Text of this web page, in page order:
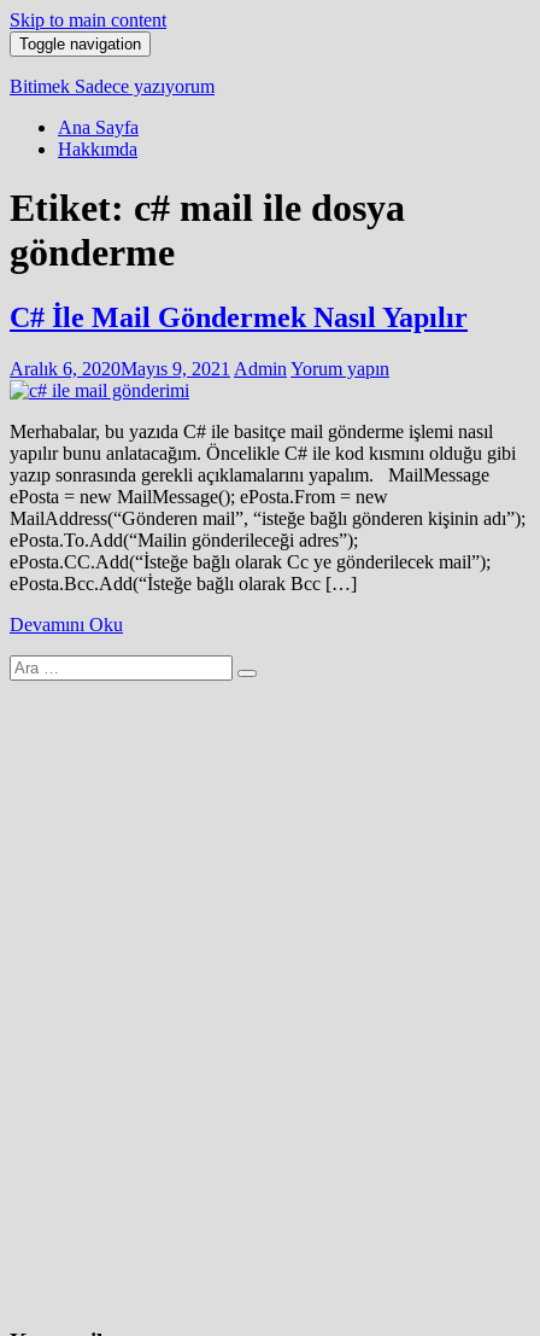
Skip to main content
Toggle navigation
Bitimek Sadece yazıyorum
Ana Sayfa
Hakkımda
Etiket: c# mail ile dosya
gönderme
C# İle Mail Göndermek Nasıl Yapılır
Aralık 6, 2020Mayıs 9, 2021 Admin Yorum yapın
Merhabalar, bu yazıda C# ile basitçe mail gönderme işlemi nasıl
yapılır bunu anlatacağım. Öncelikle C# ile kod kısmını olduğu gibi
yazıp sonrasında gerekli açıklamalarını yapalım. MailMessage
ePosta = new MailMessage(); ePosta.From = new
MailAddress(“Gönderen mail”, “isteğe bağlı gönderen kişinin adı”);
ePosta.To.Add(“Mailin gönderileceği adres”);
ePosta.CC.Add(“İsteğe bağlı olarak Cc ye gönderilecek mail”);
ePosta.Bcc.Add(“İsteğe bağlı olarak Bcc […]
Devamını Oku
Arama
yap: